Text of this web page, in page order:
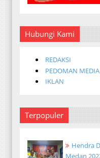
Hubungi Kami
REDAKSI
PEDOMAN MEDIA
IKLAN
Terpopuler
Hendra
Medan